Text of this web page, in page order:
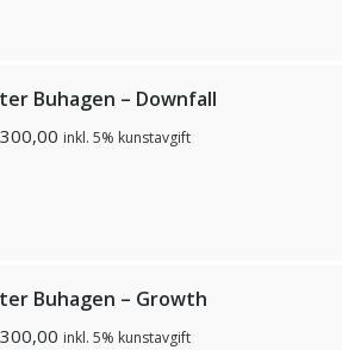
Buhagen – Downfall
inkl. 5% kunstavgift
Buhagen – Growth
inkl. 5% kunstavgift